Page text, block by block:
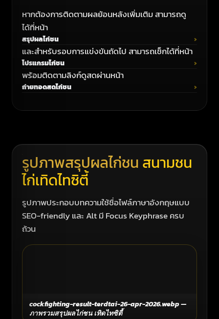
หากต้องการติดตามผลย้อนหลังเพิ่มเติม สามารถดู
ได้ที่หน้า
สรุปผลไก่ชน
และสำหรับรอบการแข่งขันถัดไป สามารถเช็กได้ที่หน้า
โปรแกรมไก่ชน
พร้อมติดตามลิงก์ดูสดผ่านหน้า
ถ่ายทอดสดไก่ชน
รูปภาพสรุปผลไก่ชน สนามชน
ไก่เทิดไทซิตี้
รูปภาพประกอบบทความใช้ชื่อไฟล์ภาษาอังกฤษแบบ
SEO-friendly และ Alt มี Focus Keyphrase ครบ
ถ้วน
cockfighting-result-terdtai-26-apr-2026.webp —
ภาพรวมสรุปผลไก่ชน เทิดไทซิตี้